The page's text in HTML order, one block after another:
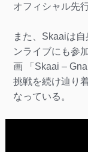
オフィシャル先
また、Skaaiは
ンライブにも参
画 「Skaai –
挑戦を続け辿り
なっている。